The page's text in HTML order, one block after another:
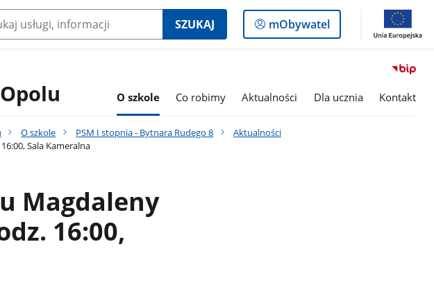
SZUKAJ
Logowanie
do
mObywatel
O szkole Co robimy Aktualności Dla ucznia Kontakt
O szkole PSM I stopnia - Bytnara Rudego 8
Aktualności
Sala Kameralna
Magdaleny
16:00,